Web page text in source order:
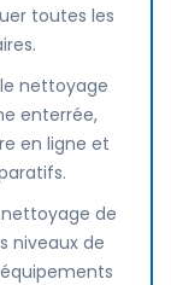
toutes les
nettoyage
enterrée,
en ligne et
de
niveaux de